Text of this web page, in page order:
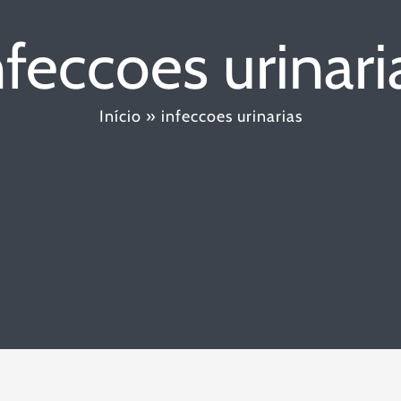
Início » infeccoes urinarias